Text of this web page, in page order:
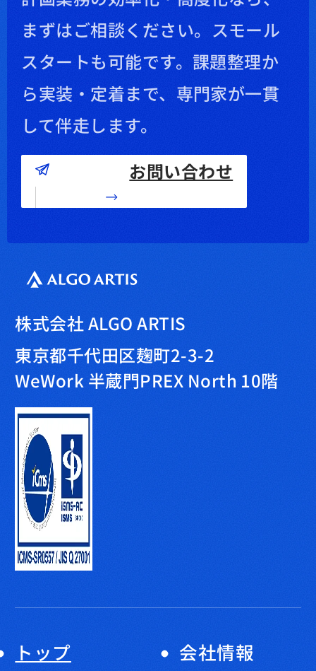
まずはご相談ください。 スモール
スタートも可能です。課題整理か
ら実装・定着まで、専門家が一貫
して伴走します。
お問い合わせ
株式会社 ALGO ARTIS
東京都千代田区麹町2-3-2
WeWork 半蔵門PREX North 10階
トップ
会社情報